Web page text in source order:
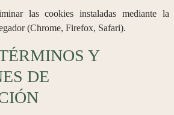
las cookies instaladas mediante la
(Chrome, Firefox, Safari).
Y
DE